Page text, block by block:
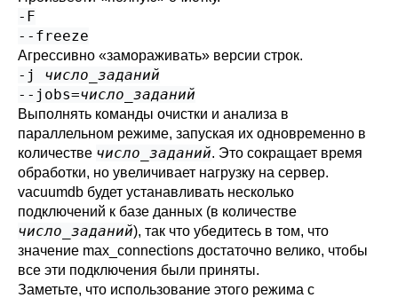
-F
--freeze
Агрессивно «замораживать» версии строк.
-j число_заданий
--jobs=число_заданий
Выполнять команды очистки и анализа в
параллельном режиме, запуская их одновременно в
количестве число_заданий. Это сокращает время
обработки, но увеличивает нагрузку на сервер.
vacuumdb будет устанавливать несколько
подключений к базе данных (в количестве
число_заданий), так что убедитесь в том, что
значение max_connections достаточно велико, чтобы
все эти подключения были приняты.
Заметьте, что использование этого режима с